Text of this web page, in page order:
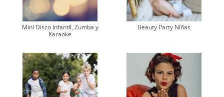
Mini Disco Infantil, Zumba y
Karaoke
Beauty Party Niñas